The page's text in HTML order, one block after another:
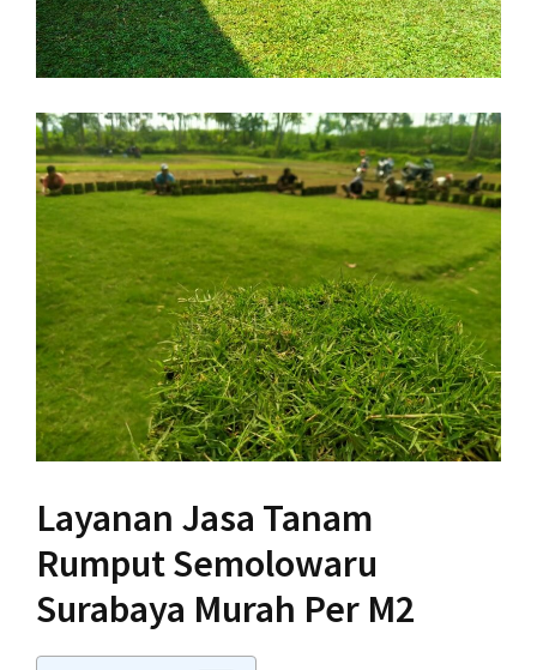
Layanan Jasa Tanam
Rumput Semolowaru
Surabaya Murah Per M2